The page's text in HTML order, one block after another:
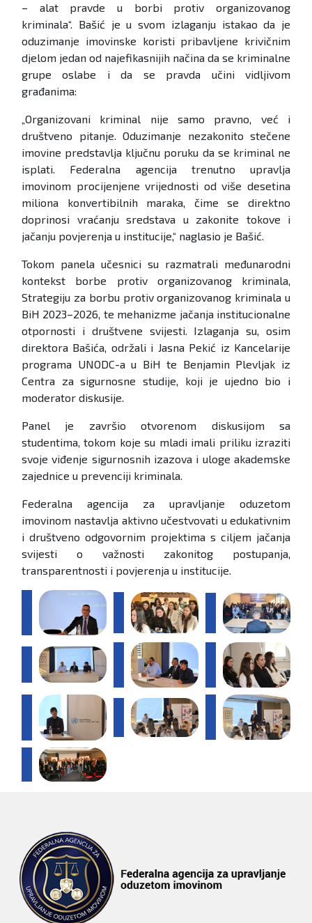
– alat pravde u borbi protiv organizovanog
kriminala“. Bašić je u svom izlaganju istakao da je
oduzimanje imovinske koristi pribavljene krivičnim
djelom jedan od najefikasnijih načina da se kriminalne
grupe oslabe i da se pravda učini vidljivom
građanima:
„Organizovani kriminal nije samo pravno, već i
društveno pitanje. Oduzimanje nezakonito stečene
imovine predstavlja ključnu poruku da se kriminal ne
isplati. Federalna agencija trenutno upravlja
imovinom procijenjene vrijednosti od više desetina
miliona konvertibilnih maraka, čime se direktno
doprinosi vraćanju sredstava u zakonite tokove i
jačanju povjerenja u institucije,“ naglasio je Bašić.
Tokom panela učesnici su razmatrali međunarodni
kontekst borbe protiv organizovanog kriminala,
Strategiju za borbu protiv organizovanog kriminala u
BiH 2023–2026, te mehanizme jačanja institucionalne
otpornosti i društvene svijesti. Izlaganja su, osim
direktora Bašića, održali i Jasna Pekić iz Kancelarije
programa UNODC-a u BiH te Benjamin Plevljak iz
Centra za sigurnosne studije, koji je ujedno bio i
moderator diskusije.
Panel je završio otvorenom diskusijom sa
studentima, tokom koje su mladi imali priliku izraziti
svoje viđenje sigurnosnih izazova i uloge akademske
zajednice u prevenciji kriminala.
Federalna agencija za upravljanje oduzetom
imovinom nastavlja aktivno učestvovati u edukativnim
i društveno odgovornim projektima s ciljem jačanja
svijesti o važnosti zakonitog postupanja,
transparentnosti i povjerenja u institucije.